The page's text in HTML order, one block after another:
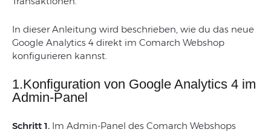
In dieser Anleitung wird beschrieben, wie du das neue
Google Analytics 4 direkt im Comarch Webshop
konfigurieren kannst.
1.Konfiguration von Google Analytics 4 im
Admin-Panel
Schritt 1. Im Admin-Panel des Comarch Webshops